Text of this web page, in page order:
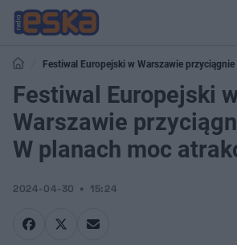
Festiwal Europejski w Warszawie
atrakcji
Festiwal Europejski
Warszawie
W planach moc
2024-04-30 15:24